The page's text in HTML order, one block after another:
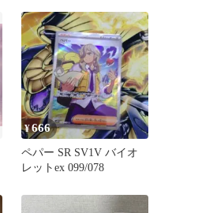
¥666
ペパー SR SV1V バイオ
レットex 099/078